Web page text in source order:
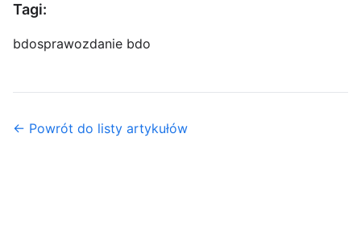
Tagi:
bdosprawozdanie bdo
← Powrót do listy artykułów